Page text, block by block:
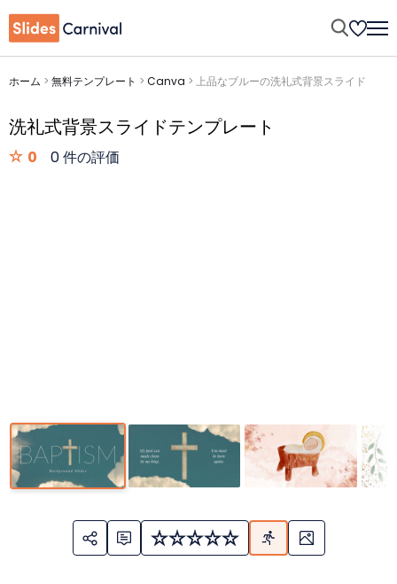
ホーム > 無料テンプレート > Canva > 上品なブルーの洗礼式背景スライド
洗礼式背景スライドテンプレート
0 0 件の評価